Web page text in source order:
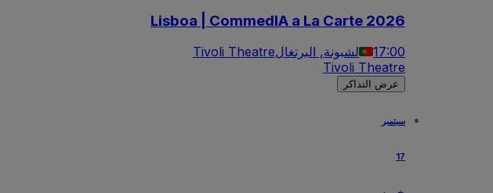
Lisboa | CommedIA a La Carte 2026
17:00 لشبونة, البرتغالTivoli Theatre
Tivoli Theatre
عرض التذاكر
سبتمبر
17